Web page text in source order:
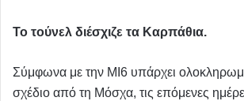
Το τούνελ διέσχιζε τα Καρπάθια.
Σύμφωνα με την MI6 υπάρχει
σχέδιο από τη Μόσχα, τις επόμενες